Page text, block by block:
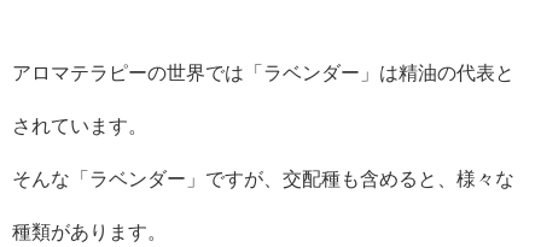
アロマテラピーの世界では「ラベンダー」は精油の代表と
されています。
そんな「ラベンダー」ですが、交配種も含めると、様々な
種類があります。